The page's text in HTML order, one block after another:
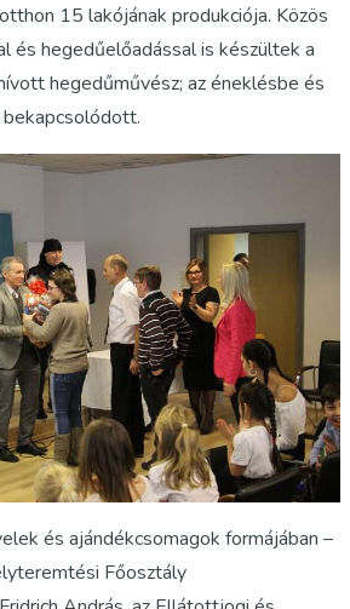
15 lakójának produkciója. Közös
és hegedűelőadással is készültek a
hegedűművész; az éneklésbe és
és ajándékcsomagok formájában –
Főosztály